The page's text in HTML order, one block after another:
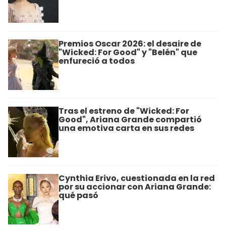
Premios Oscar 2026: el desaire de
"Wicked: For Good" y "Belén" que
enfureció a todos
Tras el estreno de "Wicked: For
Good", Ariana Grande compartió
una emotiva carta en sus redes
Cynthia Erivo, cuestionada en la red
por su accionar con Ariana Grande:
qué pasó